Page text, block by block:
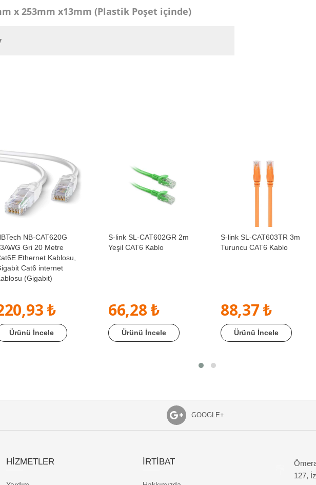
x 253mm x13mm (Plastik Poşet içinde)
NB-CAT620G
Gri 20 Metre
Ethernet Kablosu,
Cat6 internet
(Gigabit)
₺
Ürünü İncele
S-link SL-CAT602GR 2m
Yeşil CAT6 Kablo
66,28 ₺
Ürünü İncele
S-link SL-CAT603TR 3m
Turuncu CAT6 Kablo
88,37 ₺
Ürünü İncele
GOOGLE+
HİZMETLER İRTİBAT
127,